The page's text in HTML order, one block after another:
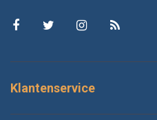
Klantenservice